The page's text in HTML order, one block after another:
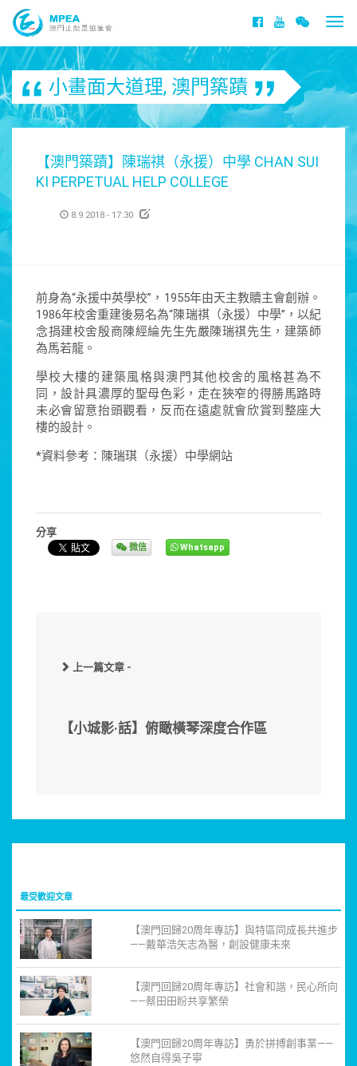
小畫面大道理, 澳門築蹟
【澳門築蹟】陳瑞祺（永援）中學 CHAN SUI
KI PERPETUAL HELP COLLEGE
8.9.2018 - 17:30
前身為“永援中英學校”，1955年由天主教贖主會創辦。
1986年校舍重建後易名為“陳瑞祺（永援）中學”，以紀
念捐建校舍殷商陳經綸先生先嚴陳瑞祺先生，建築師
為馬若龍。
學校大樓的建築風格與澳門其他校舍的風格甚為不
同，設計具濃厚的聖母色彩，走在狹窄的得勝馬路時
未必會留意抬頭觀看，反而在遠處就會欣賞到整座大
樓的設計。
*資料參考：陳瑞琪（永援）中學網站
分享
微信 Whatsapp
上一篇文章 -
【小城影·話】俯瞰橫琴深度合作區
最受歡迎文章
【澳門回歸20周年專訪】與特區同成長共進步
——戴華浩矢志為醫，創設健康未來
【澳門回歸20周年專訪】社會和諧，民心所向
——蔡田田盼共享繁榮
【澳門回歸20周年專訪】勇於拼搏創事業——
悠然自得吳子寧